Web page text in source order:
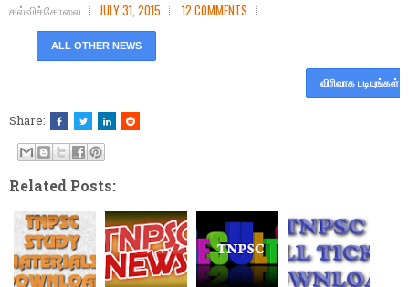
கல்விச்சோலை JULY 31, 2015 12 COMMENTS
ALL OTHER NEWS
விரிவாக படியுங்கள்
Share:
Related Posts: